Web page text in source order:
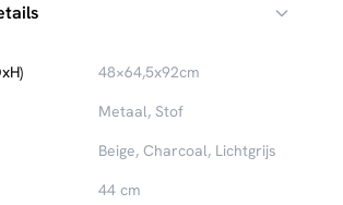
48×64,5x92cm
Metaal, Stof
Beige, Charcoal, Lichtgrijs
44 cm